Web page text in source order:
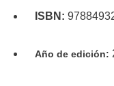
ISBN:
Año de edición: